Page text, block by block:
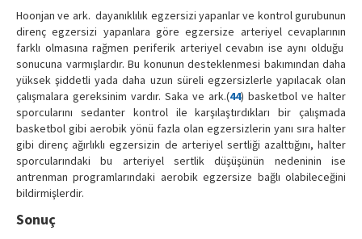
Hoonjan ve ark. dayanıklılık egzersizi yapanlar ve kontrol gurubunun
direnç egzersizi yapanlara göre egzersize arteriyel cevaplarının
farklı olmasına rağmen periferik arteriyel cevabın ise aynı olduğu
sonucuna varmışlardır. Bu konunun desteklenmesi bakımından daha
yüksek şiddetli yada daha uzun süreli egzersizlerle yapılacak olan
çalışmalara gereksinim vardır. Saka ve ark.(44) basketbol ve halter
sporcularını sedanter kontrol ile karşılaştırdıkları bir çalışmada
basketbol gibi aerobik yönü fazla olan egzersizlerin yanı sıra halter
gibi direnç ağırlıklı egzersizin de arteriyel sertliği azalttığını, halter
sporcularındaki bu arteriyel sertlik düşüşünün nedeninin ise
antrenman programlarındaki aerobik egzersize bağlı olabileceğini
bildirmişlerdir.
Sonuç